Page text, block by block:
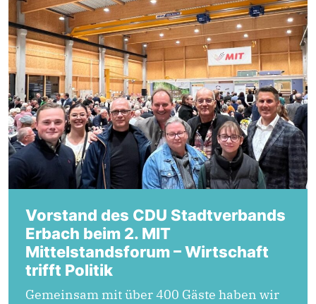
Vorstand des CDU Stadtverbands
Erbach beim 2. MIT
Mittelstandsforum – Wirtschaft
trifft Politik
Gemeinsam mit über 400 Gäste haben wir